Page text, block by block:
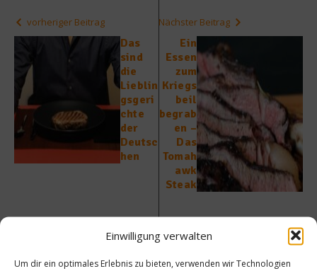
Einwilligung verwalten
Um dir ein optimales Erlebnis zu bieten, verwenden wir Technologien
vorheriger Beitrag
Das
sind
die
Lieblin
gsgeri
chte
der
Deutsc
hen
Nächster Beitrag
Ein
Essen
zum
Kriegs
beil
begrab
en –
Das
Tomah
awk
Steak